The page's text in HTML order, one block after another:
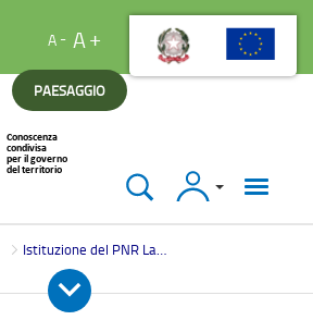
A A
PAESAGGIO
Accedi
Istituzione del PNR Lama S.Giorgio Giotta. Verbale dell'incontro del 16.09.2017